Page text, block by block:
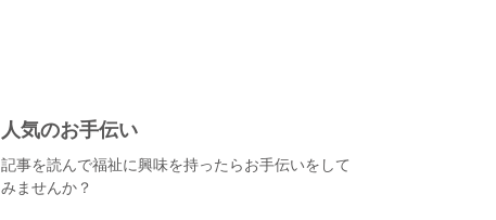
人気のお手伝い
記事を読んで福祉に興味を持ったらお手伝いをして
みませんか？